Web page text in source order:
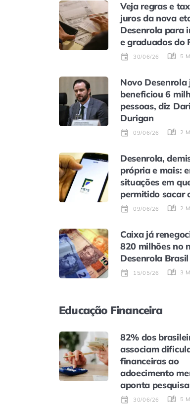
Veja regras e
juros da nova
Desenrola para
e graduados do
30/06/26 5
Novo Desenrola
beneficiou 6
pessoas, diz
Durigan
09/06/26 2
Desenrola,
própria e mais:
situações em
permitido sacar
09/06/26 2
Caixa já
820 milhões no
Desenrola Brasil
15/05/26 3
Educação Financeira
82% dos
associam
financeiras ao
adoecimento
aponta pesquisa
30/06/26 5